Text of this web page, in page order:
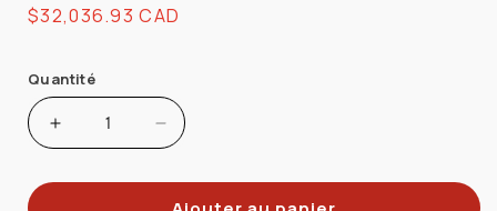
Prix
$32,036.93 CAD
Quantité
Augmenter
quantité
Réduire
quantité